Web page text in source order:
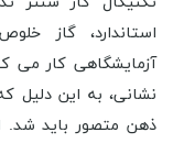
استاندارد، گاز
آزمایشگاهی کار می
نشانی، به این دلیل